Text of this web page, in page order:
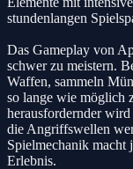
stundenlangen
Das Gameplay von
schwer zu meistern.
Waffen, sammeln
so lange wie möglich
herausfordernder
die Angriffswellen
Spielmechanik macht
Erlebnis.